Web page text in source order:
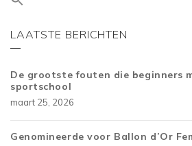
LAATSTE BERICHTEN
De grootste fouten die beginners
sportschool
maart 25, 2026
Genomineerde voor Ballon d’Or